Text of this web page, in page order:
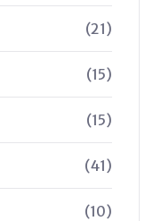
(21)
(15)
(15)
(41)
(10)